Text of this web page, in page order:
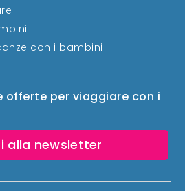
offerte per viaggiare con i
alla newsletter
con i bambini